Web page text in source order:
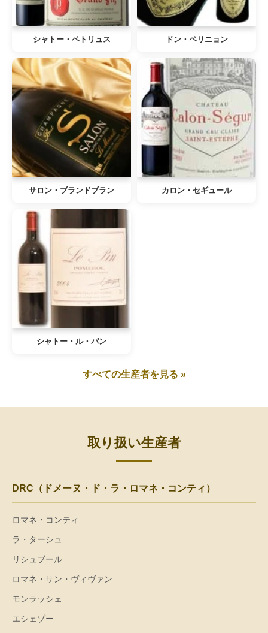
シャトー・ペトリュス ドン・ペリニョン
サロン・ブランドブラン カロン・セギュール
シャトー・ル・パン
すべての生産者を見る »
取り扱い生産者
DRC（ドメーヌ・ド・ラ・ロマネ・コンティ）
ロマネ・コンティ
ラ・ターシュ
リシュブール
ロマネ・サン・ヴィヴァン
モンラッシェ
エシェゾー